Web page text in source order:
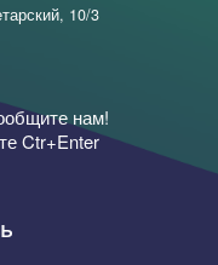
10/3
нам!
Ctr+Enter